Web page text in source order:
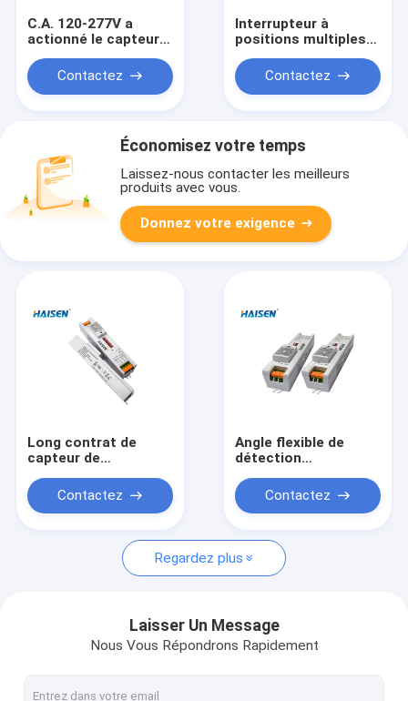
C.A. 120-277V a
actionné le capteur
de mouvement de
Dimmable à
télécommande pour
Contactez
Interrupteur à
positions multiples
plaçant le capteur de
mouvement 5.8GHz à
haute fréquence de
contrôle
Contactez
Économisez votre temps
Laissez-nous contacter les meilleurs
produits avec vous.
Donnez votre exigence
Long contrat de
capteur de
de distance de
détection pour la
Contactez
Angle flexible de
détection
capteur de
mouvement facile de
Contactez
Regardez plus
Laisser Un Message
Nous Vous Répondrons Rapidement